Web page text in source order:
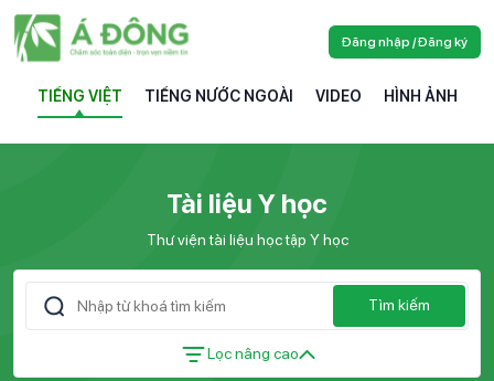
TIẾNG VIỆT TIẾNG NƯỚC NGOÀI VIDEO HÌNH ẢNH
Đăng nhập / Đăng ký
Tài liệu Y học
Thư viện tài liệu học tập Y học
Tìm kiếm
Lọc nâng cao